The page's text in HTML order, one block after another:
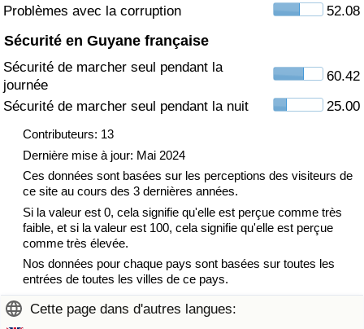
Problèmes avec la corruption 52.08
Sécurité en Guyane française
Sécurité de marcher seul pendant la
journée
60.42
Sécurité de marcher seul pendant la nuit
25.00
Contributeurs: 13
Dernière mise à jour: Mai 2024
Ces données sont basées sur les perceptions des visiteurs de
ce site au cours des 3 dernières années.
Si la valeur est 0, cela signifie qu'elle est perçue comme très
faible, et si la valeur est 100, cela signifie qu'elle est perçue
comme très élevée.
Nos données pour chaque pays sont basées sur toutes les
entrées de toutes les villes de ce pays.
Cette page dans d'autres langues:
Indice de Trafic (Actuel)
Indice de Trafic par Pays